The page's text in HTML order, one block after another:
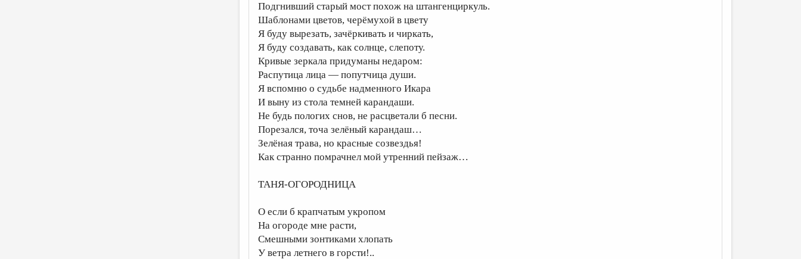
Подгнивший старый мост похож на штангенциркуль.
Шаблонами цветов, черёмухой в цвету
Я буду вырезать, зачёркивать и чиркать,
Я буду создавать, как солнце, слепоту.
Кривые зеркала придуманы недаром:
Распутица лица — попутчица души.
Я вспомню о судьбе надменного Икара
И выну из стола темней карандаши.
Не будь пологих снов, не расцветали б песни.
Порезался, точа зелёный карандаш…
Зелёная трава, но красные созвездья!
Как странно помрачнел мой утренний пейзаж…
ТАНЯ-ОГОРОДНИЦА
О если б крапчатым укропом
На огороде мне расти,
Смешными зонтиками хлопать
У ветра летнего в горсти!..